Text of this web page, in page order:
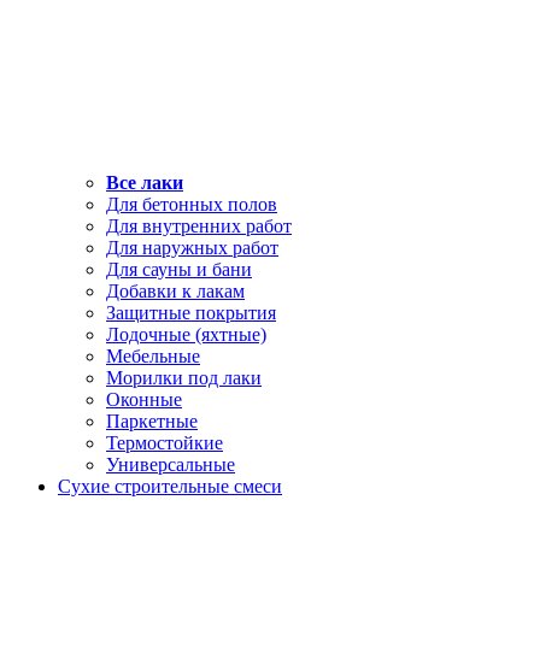
Все лаки
Для бетонных полов
Для внутренних работ
Для наружных работ
Для сауны и бани
Добавки к лакам
Защитные покрытия
Лодочные (яхтные)
Мебельные
Морилки под лаки
Оконные
Паркетные
Термостойкие
Универсальные
Сухие строительные смеси